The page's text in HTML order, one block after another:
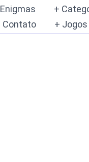
Enigmas
+
Contato +